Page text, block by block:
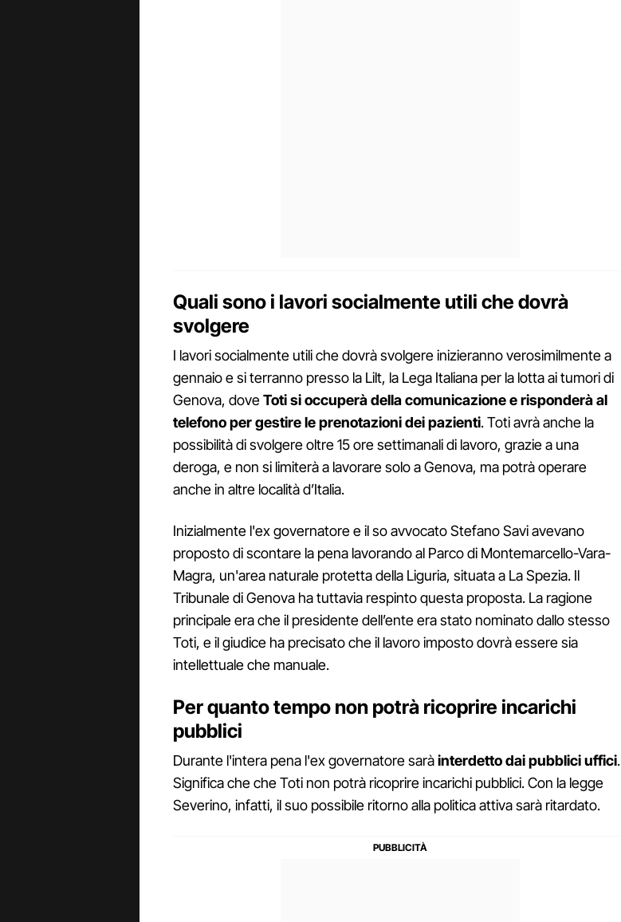
Quali sono i lavori socialmente utili che dovrà
svolgere
I lavori socialmente utili che dovrà svolgere inizieranno verosimilmente a
gennaio e si terranno presso la Lilt, la Lega Italiana per la lotta ai tumori di
Genova, doveToti si occuperà della comunicazione e risponderà al
telefono per gestire le prenotazioni dei pazienti. Toti avrà anche la
possibilità di svolgere oltre 15 ore settimanali di lavoro, grazie a una
deroga, e non si limiterà a lavorare solo a Genova, ma potrà operare
anche in altre località d’Italia.
Inizialmente l'ex governatore e il so avvocato Stefano Savi avevano
proposto di scontare la pena lavorando al Parco di Montemarcello-Vara-
Magra, un'area naturale protetta della Liguria, situata a La Spezia. Il
Tribunale di Genova ha tuttavia respinto questa proposta. La ragione
principale era che il presidente dell’ente era stato nominato dallo stesso
Toti, e il giudice ha precisato che il lavoro imposto dovrà essere sia
intellettuale che manuale.
Per quanto tempo non potrà ricoprire incarichi
pubblici
Durante l'intera pena l'ex governatore saràinterdetto dai pubblici uffici.
Significa che che Toti non potrà ricoprire incarichi pubblici. Con la legge
Severino, infatti, il suo possibile ritorno alla politica attiva sarà ritardato.